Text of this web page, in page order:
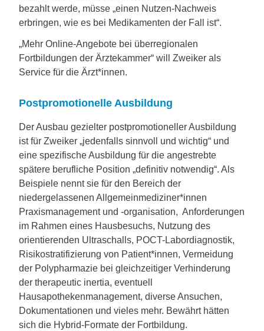
bezahlt werde, müsse „einen Nutzen-Nachweis
erbringen, wie es bei Medikamenten der Fall ist“.
„Mehr Online-Angebote bei überregionalen
Fortbildungen der Ärztekammer“ will Zweiker als
Service für die Ärzt*innen.
Postpromotionelle Ausbildung
Der Ausbau gezielter postpromotioneller Ausbildung
ist für Zweiker „jedenfalls sinnvoll und wichtig“ und
eine spezifische Ausbildung für die angestrebte
spätere berufliche Position „definitiv notwendig“. Als
Beispiele nennt sie für den Bereich der
niedergelassenen Allgemeinmediziner*innen
Praxismanagement und -organisation, Anforderungen
im Rahmen eines Hausbesuchs, Nutzung des
orientierenden Ultraschalls, POCT-Labordiagnostik,
Risikostratifizierung von Patient*innen, Vermeidung
der Polypharmazie bei gleichzeitiger Verhinderung
der therapeutic inertia, eventuell
Hausapothekenmanagement, diverse Ansuchen,
Dokumentationen und vieles mehr. Bewährt hätten
sich die Hybrid-Formate der Fortbildung.